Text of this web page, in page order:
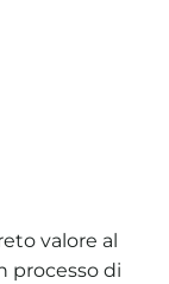
valore al
processo di